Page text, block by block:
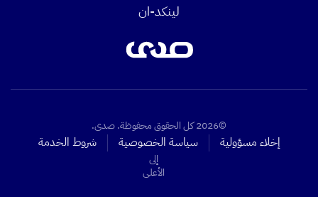
لينكد-ان
©2026 كل الحقوق محفوظة. صدى.
إخلاء مسؤولية سياسة الخصوصية شروط الخدمة
إلى
الأعلى